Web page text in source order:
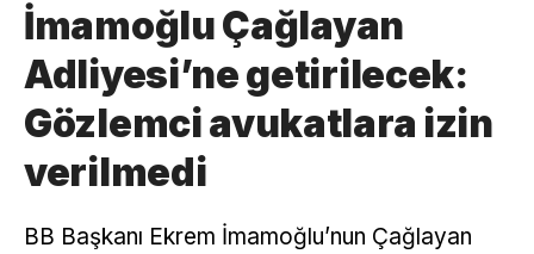
İmamoğlu Çağlayan
Adliyesi’ne getirilecek:
Gözlemci avukatlara izin
verilmedi
BB Başkanı Ekrem İmamoğlu’nun Çağlayan